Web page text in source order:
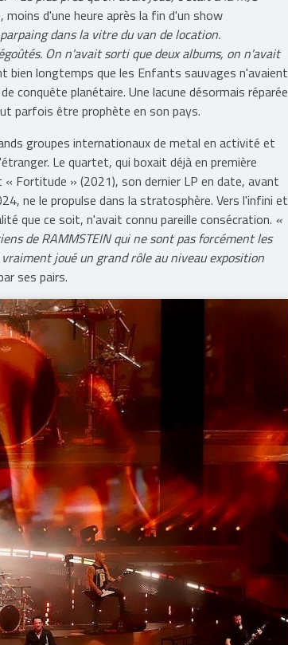
d'une heure après la fin d'un show
dans la vitre du van de location.
On n'avait sorti que deux albums, on n'avait
bien longtemps que les Enfants sauvages n'avaient
conquête planétaire. Une lacune désormais réparée
parfois être prophète en son pays.
groupes internationaux de metal en activité et
Le quartet, qui boxait déjà en première
Fortitude » (2021), son dernier LP en date, avant
ne le propulse dans la stratosphère. Vers l'infini et
que ce soit, n'avait connu pareille consécration. «
de RAMMSTEIN qui ne sont pas forcément les
joué un grand rôle au niveau exposition
ses pairs.